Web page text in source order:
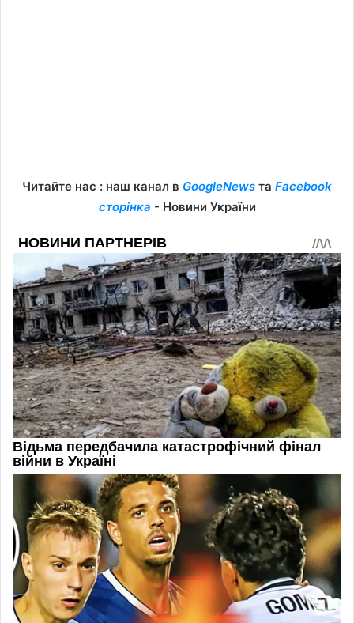
Читайте нас : наш канал в GoogleNews та Facebook
сторінка - Новини України